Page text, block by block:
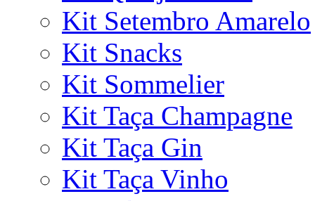
Kit Setembro Amarelo
Kit Snacks
Kit Sommelier
Kit Taça Champagne
Kit Taça Gin
Kit Taça Vinho